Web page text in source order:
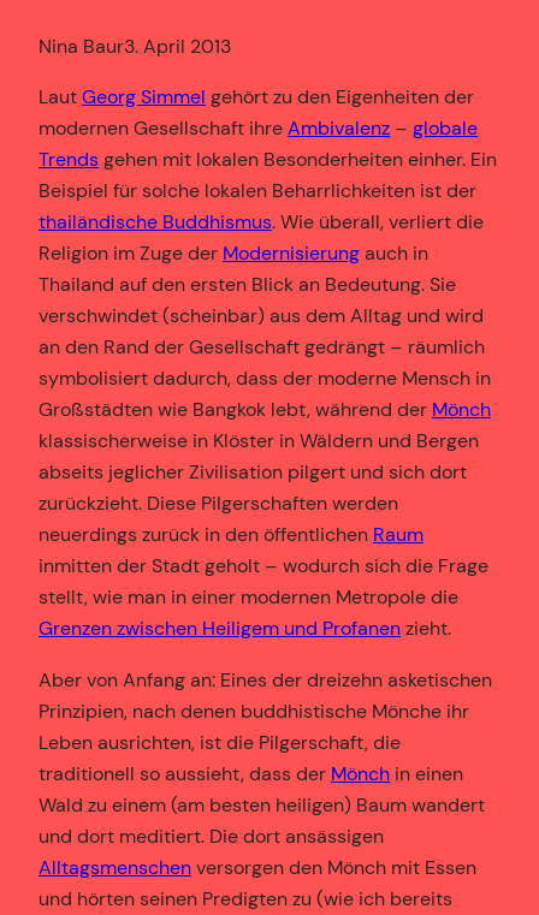
Nina Baur3. April 2013
LautGeorg Simmel gehört zu den Eigenheiten der
modernen Gesellschaft ihreAmbivalenz – globale
Trendsgehen mit lokalen Besonderheiten einher. Ein
Beispiel für solche lokalen Beharrlichkeiten ist der
thailändische Buddhismus. Wie überall, verliert die
Religion im Zuge der Modernisierungauch in
Thailand auf den ersten Blick an Bedeutung. Sie
verschwindet (scheinbar) aus dem Alltag und wird
an den Rand der Gesellschaft gedrängt – räumlich
symbolisiert dadurch, dass der moderne Mensch in
Großstädten wie Bangkok lebt, während der Mönch
klassischerweise in Klöster in Wäldern und Bergen
abseits jeglicher Zivilisation pilgert und sich dort
zurückzieht. Diese Pilgerschaften werden
neuerdings zurück in den öffentlichen Raum
inmitten der Stadt geholt – wodurch sich die Frage
stellt, wie man in einer modernen Metropole die
Grenzen zwischen Heiligem und Profanenzieht.
Aber von Anfang an: Eines der dreizehn asketischen
Prinzipien, nach denen buddhistische Mönche ihr
Leben ausrichten, ist die Pilgerschaft, die
traditionell so aussieht, dass der Mönch in einen
Wald zu einem (am besten heiligen) Baum wandert
und dort meditiert. Die dort ansässigen
Alltagsmenschenversorgen den Mönch mit Essen
und hörten seinen Predigten zu (wie ich bereits